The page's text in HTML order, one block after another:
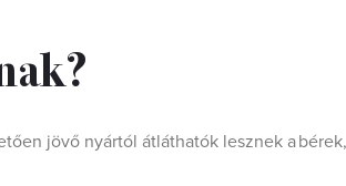
jövő nyártól átláthatók lesznek a